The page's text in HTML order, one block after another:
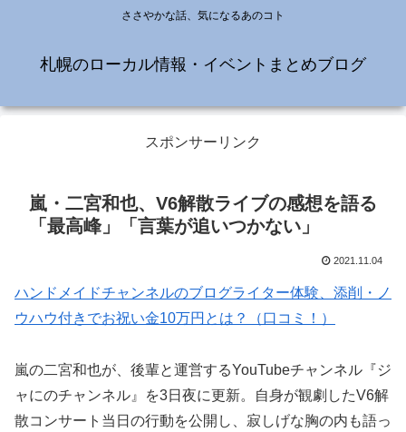
ささやかな話、気になるあのコト
札幌のローカル情報・イベントまとめブログ
スポンサーリンク
嵐・二宮和也、V6解散ライブの感想を語る
「最高峰」「言葉が追いつかない」
2021.11.04
ハンドメイドチャンネルのブログライター体験、添削・ノ
ウハウ付きでお祝い金10万円とは？（口コミ！）
嵐の二宮和也が、後輩と運営するYouTubeチャンネル『ジ
ャにのチャンネル』を3日夜に更新。自身が観劇したV6解
散コンサート当日の行動を公開し、寂しげな胸の内も語っ